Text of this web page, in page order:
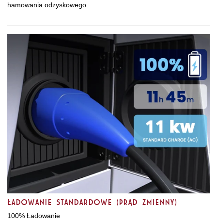
hamowania odzyskowego.
Ładowanie standardowe (prąd zmienny)
100% Ładowanie